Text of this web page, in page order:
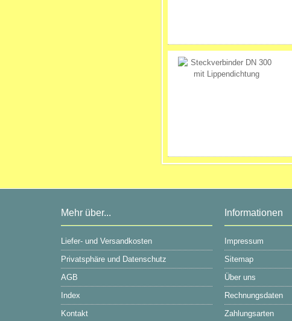
Mehr über...
Liefer- und Versandkosten
Privatsphäre und Datenschutz
AGB
Index
Kontakt
Informationen
Impressum
Sitemap
Über uns
Rechnungsdaten
Zahlungsarten